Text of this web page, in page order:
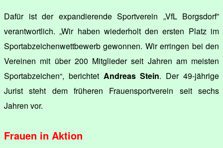
Dafür ist der expandierende Sportverein „VfL Borgsdorf”
verantwortlich. „Wir haben wiederholt den ersten Platz im
Sportabzeichenwettbewerb gewonnen. Wir erringen bei den
Vereinen mit über 200 Mitglieder seit Jahren am meisten
Sportabzeichen“, berichtet Andreas Stein. Der 49-jährige
Jurist steht dem früheren Frauensportverein seit sechs
Jahren vor.
Frauen in Aktion